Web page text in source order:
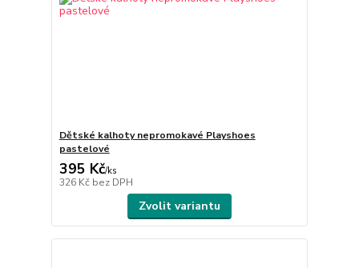
Dětské kalhoty nepromokavé Playshoes
pastelové
395 Kč/ks
326 Kč bez DPH
Zvolit variantu